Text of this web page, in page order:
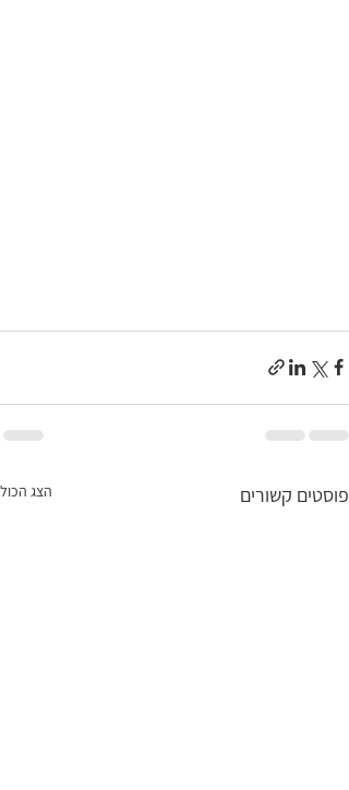
פוסטים קשורים הצג הכול